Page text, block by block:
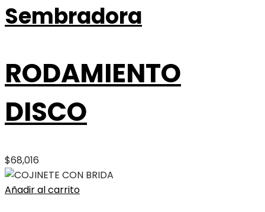
Sembradora
RODAMIENTO
DISCO
$68,016
Añadir al carrito